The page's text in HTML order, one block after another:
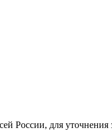
России, для уточнения